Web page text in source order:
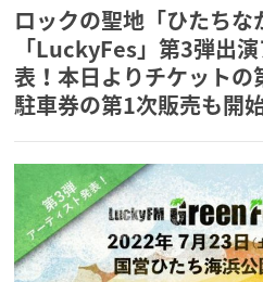
ロックの聖地「ひたち
「LuckyFes」第3弾出
表！本日よりチケットの
駐車券の第1次販売も開